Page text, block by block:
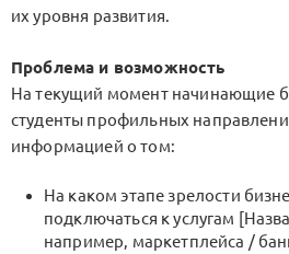
их уровня развития.
Проблема и возможность
На текущий момент начинающие
студенты профильных
информацией о том:
На каком этапе зрелости
подключаться к услугам
например, маркетплейса /